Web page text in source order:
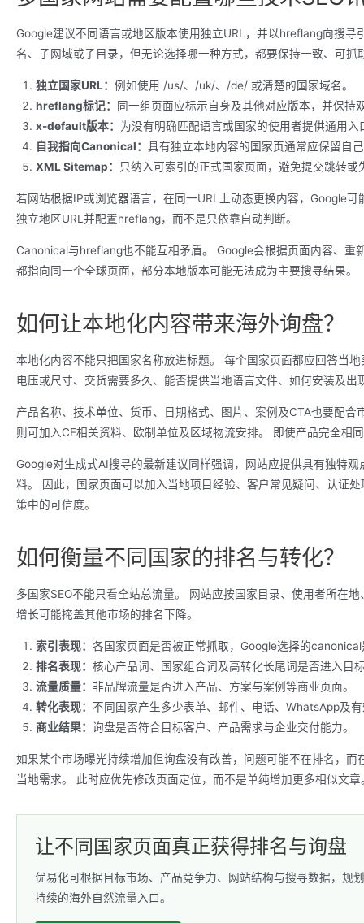
Google建议不同语言或地区版本使用独立URL，并以hreflang向搜
名、子网域或子目录，但无论选择哪一种方式，都要保持一致、可抓
独立国家URL： 例如使用 /us/、/uk/、/de/ 或清楚的国家域名。
hreflang标记：
同一组页面应标示自身及其他对应版本，并保持
x-default版本： 为没有明确匹配语言或国家的使用者提供通用入
自我指向Canonical： 具有独立本地内容的国家页通常应保留自
XML Sitemap：
只纳入可索引的正式国家页面，避免提交跳转或
若网站根据IP或浏览器语言，在同一URL上动态更换内容，Google
独立地区URL并配置hreflang，而不是只依靠自动判断。
Canonical与hreflang也不能互相矛盾。 Google会根据页面内容、
都指向同一个全球页面，部分本地版本可能无法成为主要搜寻结果。
如何让本地化内容带来海外询盘？
本地化内容不能只把国家名称放进标题。 每个国家页面都应回答当
电压或尺寸、交货需要多久、能否提供当地语言文件、如何安装及出
产品名称、技术单位、货币、日期格式、图片、案例及CTA也要配
则可加入CE相关资料、欧制单位及区域物流安排。 即使产品完全相
Google对生成式AI搜寻的最新建议同样强调，网站应提供具有独特
料。 因此，国家页面可以加入当地项目经验、客户常见疑问、认证
策中的可信度。
如何衡量不同国家的排名与转化？
多国家SEO不能只看全站总流量。 网站应按国家目录、使用者所在
增长可能掩盖其他市场的排名下降。
索引表现： 各国家页面是否被正常抓取，Google选择的
排名表现： 核心产品词、国家组合词及高转化长尾词是否进入目
流量质量： 非品牌流量是否进入产品、方案与案例等商业页面。
转化表现： 不同国家产生多少表单、邮件、电话、WhatsApp及
商业结果： 询盘是否符合目标客户、产品需求与企业交付能力。
如果某个市场曝光持续增加但询盘没有改善，问题可能不在排名，
当地需求。 此时应优先修改页面定位，而不是单纯增加更多相似文章
让不同国家页面真正获得排名与询盘
优易化可根据目标市场、产品竞争力、网站结构与搜寻数据，规
持续的海外自然流量入口。